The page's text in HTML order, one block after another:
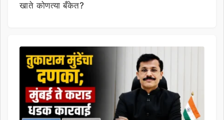
खाते कोणत्या बँकेत?